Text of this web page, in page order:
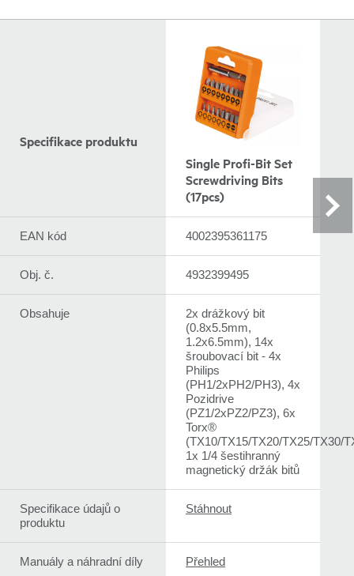
Specifikace produktu
EAN kód
Obj. č.
Obsahuje
Specifikace údajů o
produktu
Manuály a náhradní díly
Single Profi-Bit Set
Screwdriving Bits
(17pcs)
4002395361175
4932399495
2x drážkový bit
(0.8x5.5mm,
1.2x6.5mm), 14x
šroubovací bit - 4x
Philips
(PH1/2xPH2/PH3), 4x
Pozidrive
(PZ1/2xPZ2/PZ3), 6x
Torx®
(TX10/TX15/TX20/TX25/TX30/
1x 1/4 šestihranný
magnetický držák bitů
Stáhnout
Přehled